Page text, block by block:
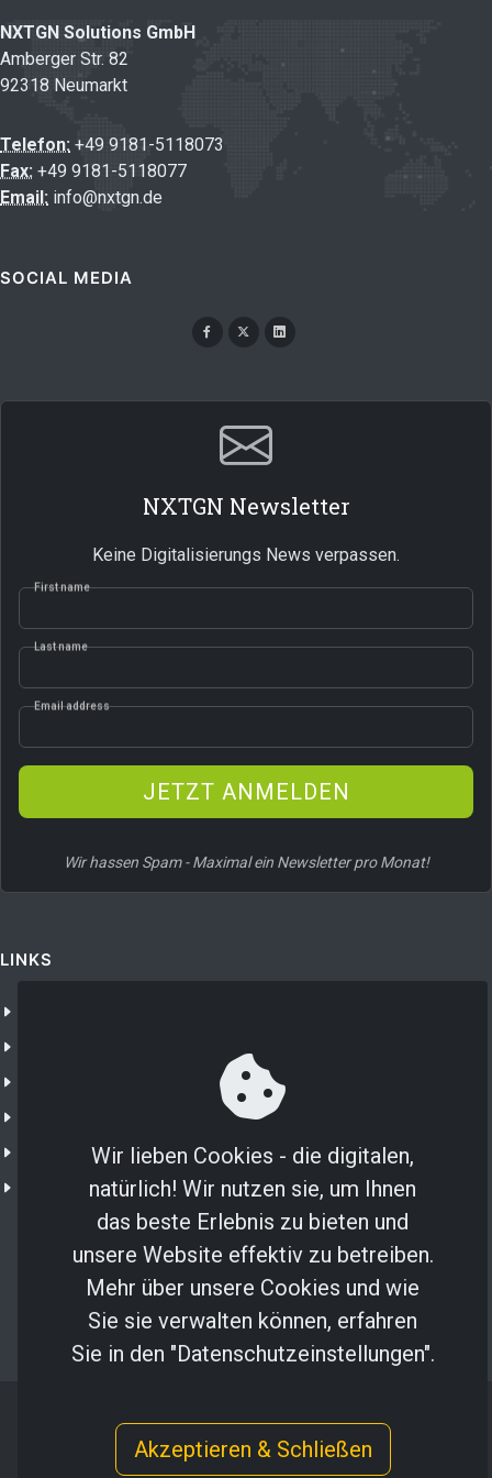
NXTGN Solutions GmbH
Amberger Str. 82
92318 Neumarkt
Telefon: +49 9181-5118073
Fax: +49 9181-5118077
Email: info@nxtgn.de
SOCIAL MEDIA
NXTGN Newsletter
Keine Digitalisierungs News verpassen.
First name
Last name
Email address
JETZT ANMELDEN
Wir hassen Spam - Maximal ein Newsletter pro Monat!
LINKS
IoT Portal
NXTGN Secure SIM
Copyright © 2024 NXTGN Solutions GmbH
Impressum / Datenschutz
Wir lieben Cookies - die digitalen,
natürlich! Wir nutzen sie, um Ihnen
das beste Erlebnis zu bieten und
unsere Website effektiv zu betreiben.
Mehr über unsere Cookies und wie
Sie sie verwalten können, erfahren
Sie in den "Datenschutzeinstellungen".
Akzeptieren & Schließen